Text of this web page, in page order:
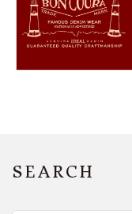
meeting_room ログイン
SEARCH